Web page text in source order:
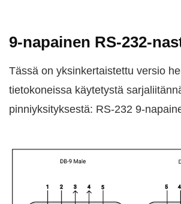
9-napainen RS-232-
Tässä on yksinkertaistettu versio
tietokoneissa käytetystä
pinniyksityksestä: RS-232 9-